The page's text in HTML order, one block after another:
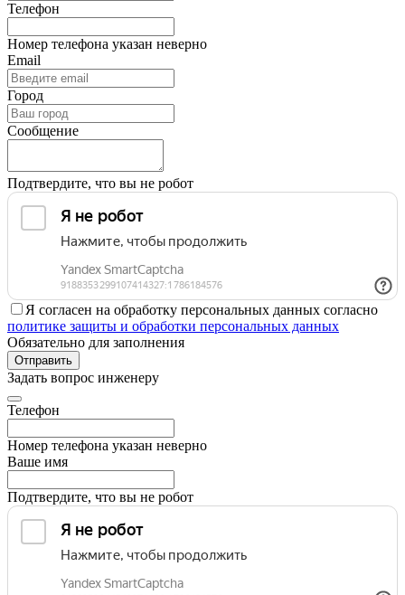
Телефон
Номер телефона указан неверно
Email
Город
Сообщение
Подтвердите, что вы не робот
Я согласен на обработку персональных данных согласно
политике защиты и обработки персональных данных
Обязательно для заполнения
Отправить
Задать вопрос инженеру
Телефон
Номер телефона указан неверно
Ваше имя
Подтвердите, что вы не робот